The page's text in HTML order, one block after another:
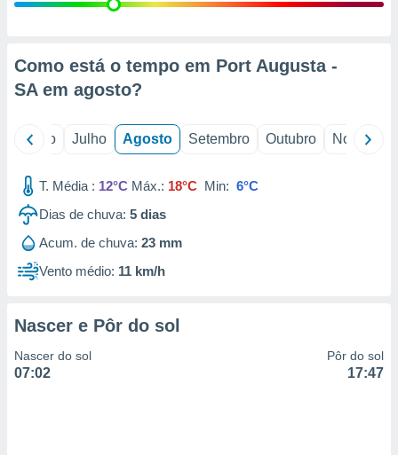
estudos
1199
Como está o tempo em Port Augusta -
SA em agosto?
Junho Julho Agosto Setembro Outubro Novembro
T. Média : 12°C Máx.: 18°C Min: 6°C
Dias de chuva: 5 dias
Acum. de chuva: 23 mm
Vento médio: 11 km/h
Nascer e Pôr do sol
Nascer do sol
07:02
Pôr do sol
17:47